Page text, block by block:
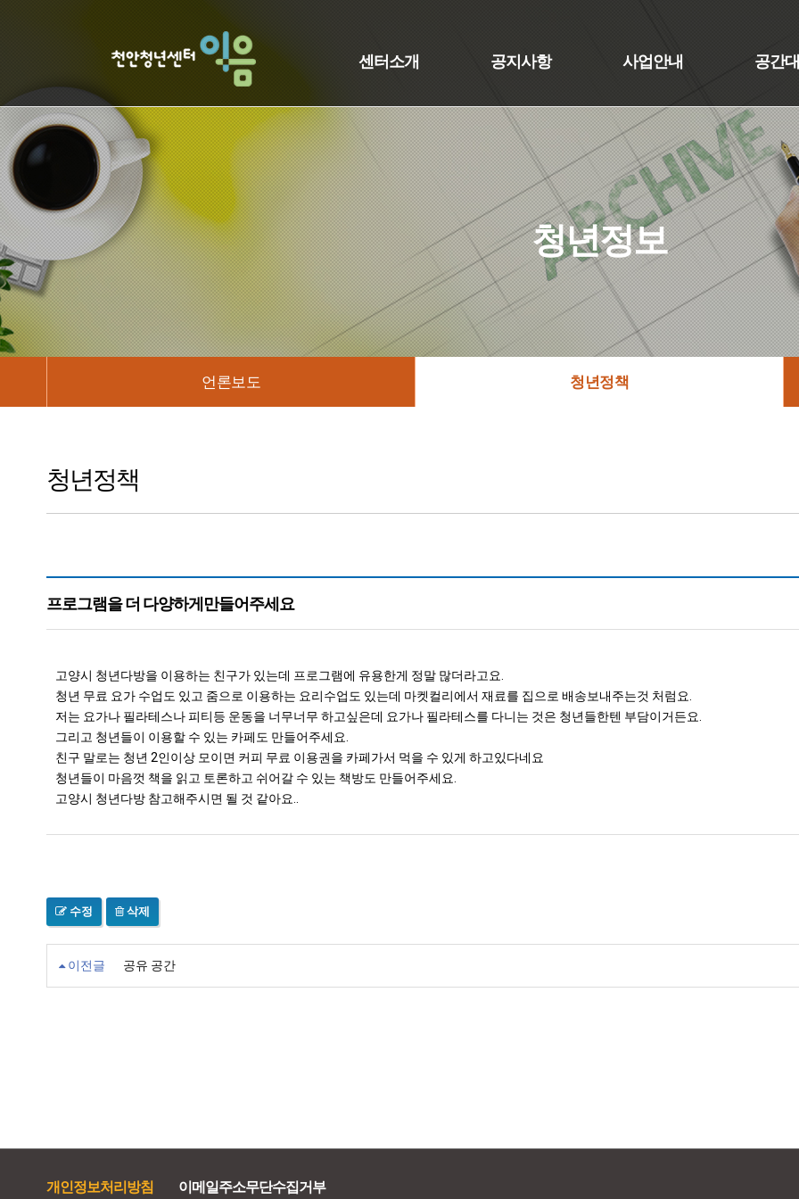
센터소개 공지사항 사업안내 공간
청년정보
언론보도 청년정책
청년정책
프로그램을 더 다양하게만들어주세요
고양시 청년다방을 이용하는 친구가 있는데 프로그램에 유용한게 정말 많더라고요.
청년 무료 요가 수업도 있고 줌으로 이용하는 요리수업도 있는데 마켓컬리에서 재료를 집으로 배송보내주는것 처럼요.
저는 요가나 필라테스나 피티등 운동을 너무너무 하고싶은데 요가나 필라테스를 다니는 것은 청년들한텐 부담이거든요.
그리고 청년들이 이용할 수 있는 카페도 만들어주세요.
친구 말로는 청년 2인이상 모이면 커피 무료 이용권을 카페가서 먹을 수 있게 하고있다네요
청년들이 마음껏 책을 읽고 토론하고 쉬어갈 수 있는 책방도 만들어주세요.
고양시 청년다방 참고해주시면 될 것 같아요..
수정 삭제
이전글 공유 공간
개인정보처리방침 이메일주소무단수집거부